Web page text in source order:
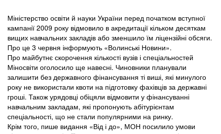
Міністерство освіти й науки України перед початком вступної
кампанії 2009 року відмовило в акредитації кільком десяткам
вищих навчальних закладів або зменшило їм ліцензійні обсяги.
Про це 3 червня інформують «Волинські Новини».
Про майбутнє скорочення кількості вузів і спеціальностей
Міносвіти оголосило ще навесні. Чиновники планували
залишити без державного фінансування ті виші, які минулого
року не використали квоти на підготовку фахівців за державні
гроші. Також урядовці обіцяли відмовити у фінансуванні
навчальним закладам, які пропонують абітурієнтам
спеціальності, що не стали популярними на ринку.
Крім того, пише видання «Від і до», МОН посилило умови